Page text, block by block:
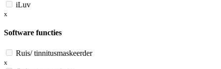
iLuv
x
Software functies
Ruis/ tinnitusmaskeerder
x